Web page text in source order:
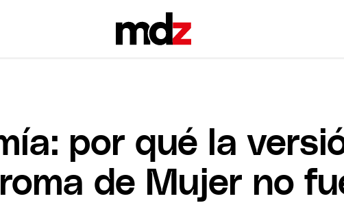
por qué la
de Mujer no